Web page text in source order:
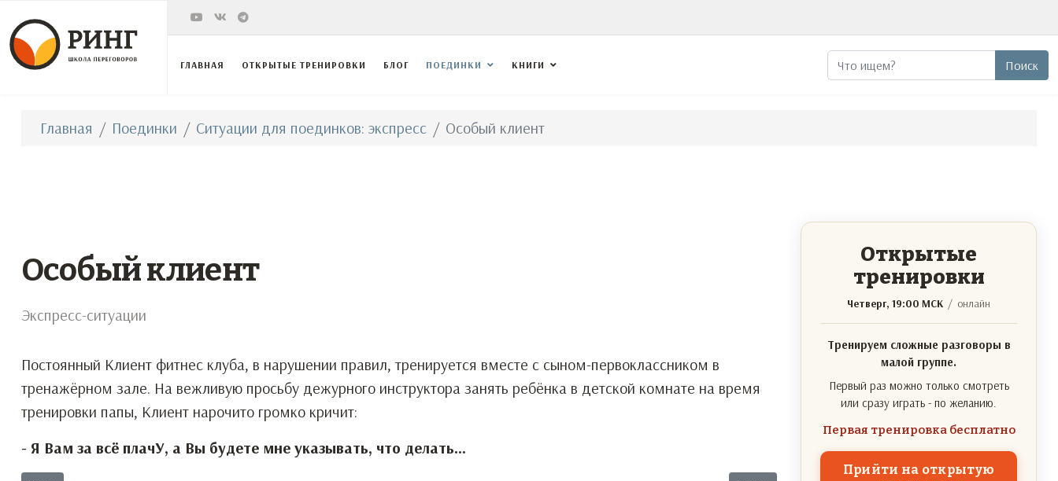
Поиск Поиск
ГЛАВНАЯ ОТКРЫТЫЕ ТРЕНИРОВКИ БЛОГ ПОЕДИНКИ КНИГИ
Главная Поединки Ситуации для поединков: экспресс Особый клиент
Особый клиент
Экспресс-ситуации
Постоянный Клиент фитнес клуба, в нарушении правил, тренируется вместе с сыном-первоклассником в
тренажёрном зале. На вежливую просьбу дежурного инструктора занять ребёнка в детской комнате на время
тренировки папы, Клиент нарочито громко кричит:
- Я Вам за всё плачУ, а Вы будете мне указывать, что делать...
Открытые
тренировки
Четверг, 19:00 МСК / онлайн
Тренируем сложные разговоры в
малой группе.
Первый раз можно только смотреть
или сразу играть - по желанию.
Первая тренировка бесплатно
Прийти на открытую